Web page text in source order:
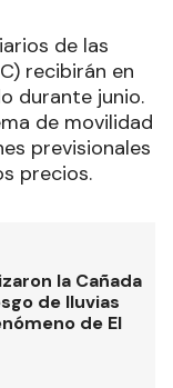
de las
C) recibirán en
durante junio.
de movilidad
previsionales
precios.
la Cañada
de lluvias
de El